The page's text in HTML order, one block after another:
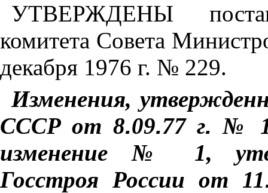
УТВЕРЖДЕНЫ
комитета Совета
декабря 1976 г. № 229.
Изменения,
СССР от 8.09.77 г. №
изменение № 1,
Госстроя России от 11